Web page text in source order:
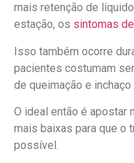
mais retenção de
estação, os sintomas
Isso também ocorre
pacientes costumam
de queimação e inchaço
O ideal então é apostar
mais baixas para que o
possível.